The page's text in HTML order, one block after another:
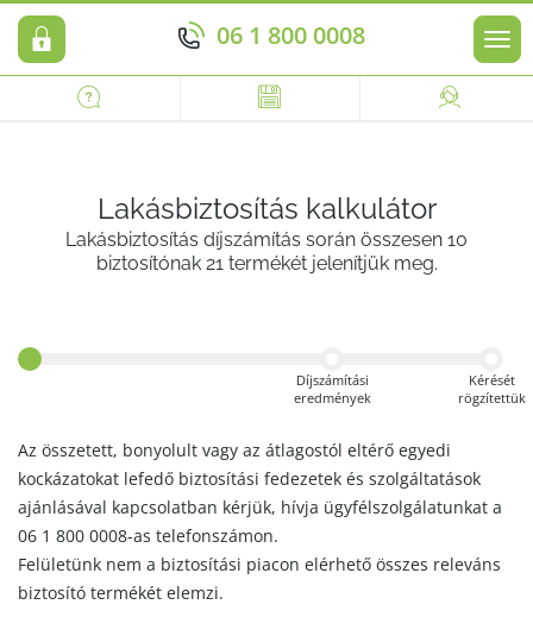
06 1 800 0008
Lakásbiztosítás kalkulátor
Lakásbiztosítás díjszámítás során összesen 10
biztosítónak 21 termékét jelenítjük meg.
Díjszámítási
eredmények
Kérését
rögzítettük
Az összetett, bonyolult vagy az átlagostól eltérő egyedi
kockázatokat lefedő biztosítási fedezetek és szolgáltatások
ajánlásával kapcsolatban kérjük, hívja ügyfélszolgálatunkat a
06 1 800 0008-as telefonszámon.
Felületünk nem a biztosítási piacon elérhető összes releváns
biztosító termékét elemzi.